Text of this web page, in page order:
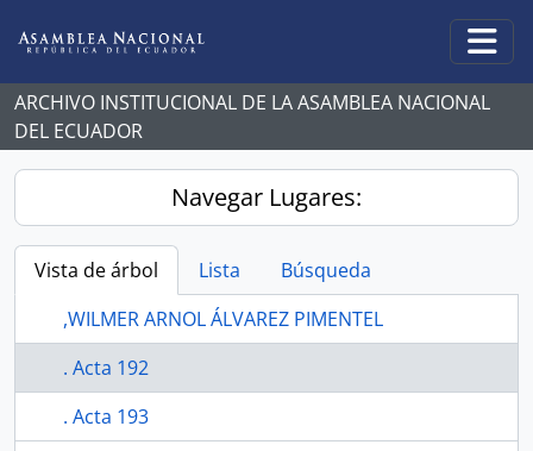
ARCHIVO INSTITUCIONAL DE LA ASAMBLEA NACIONAL
DEL ECUADOR
Navegar Lugares:
Vista de árbol Lista
Búsqueda
,WILMER ARNOL ÁLVAREZ PIMENTEL
. Acta 192
. Acta 193